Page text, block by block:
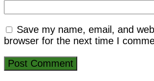
Save my name, email, and
browser for the next time I